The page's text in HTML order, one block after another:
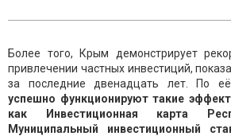
Более того, Крым демонстрирует
привлечении частных инвестиций,
за последние двенадцать лет. По
успешно функционируют такие
как Инвестиционная карта
Муниципальный инвестиционный